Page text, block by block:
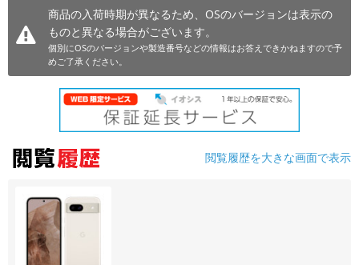
商品の入荷時期が異なるため、OSのバージョンは表示の
ものと異なる場合がございます。
個別にOSのバージョンや製造番号などの情報はお答えできかねますので予
めご了承ください。
閲覧履歴を大きな画面で表示
円 ～ 円
各項目のチェックボックスは「or検索」となります。
ただし機能別のみ「and検索」となります。